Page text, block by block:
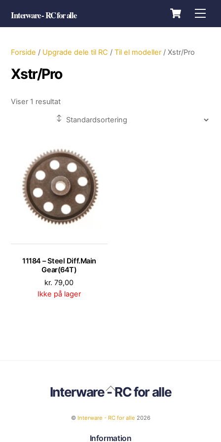
content
Cart
Interware - RC for alle
Forside / Upgrade dele til RC /Til el modeller / Xstr/Pro
Xstr/Pro
Viser 1 resultat
11184 – Steel Diff.Main
Gear(64T)
kr. 79,00
Ikke på lager
Back
To
Interware - RC for alle
© Interware - RC for alle 2026
Information